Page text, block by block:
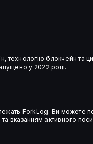
технологію блокчейн та
у 2022 році.
ForkLog. Ви можете
та вказанням активного